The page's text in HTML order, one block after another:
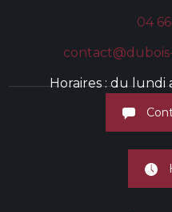
04
Horaires : du lundi